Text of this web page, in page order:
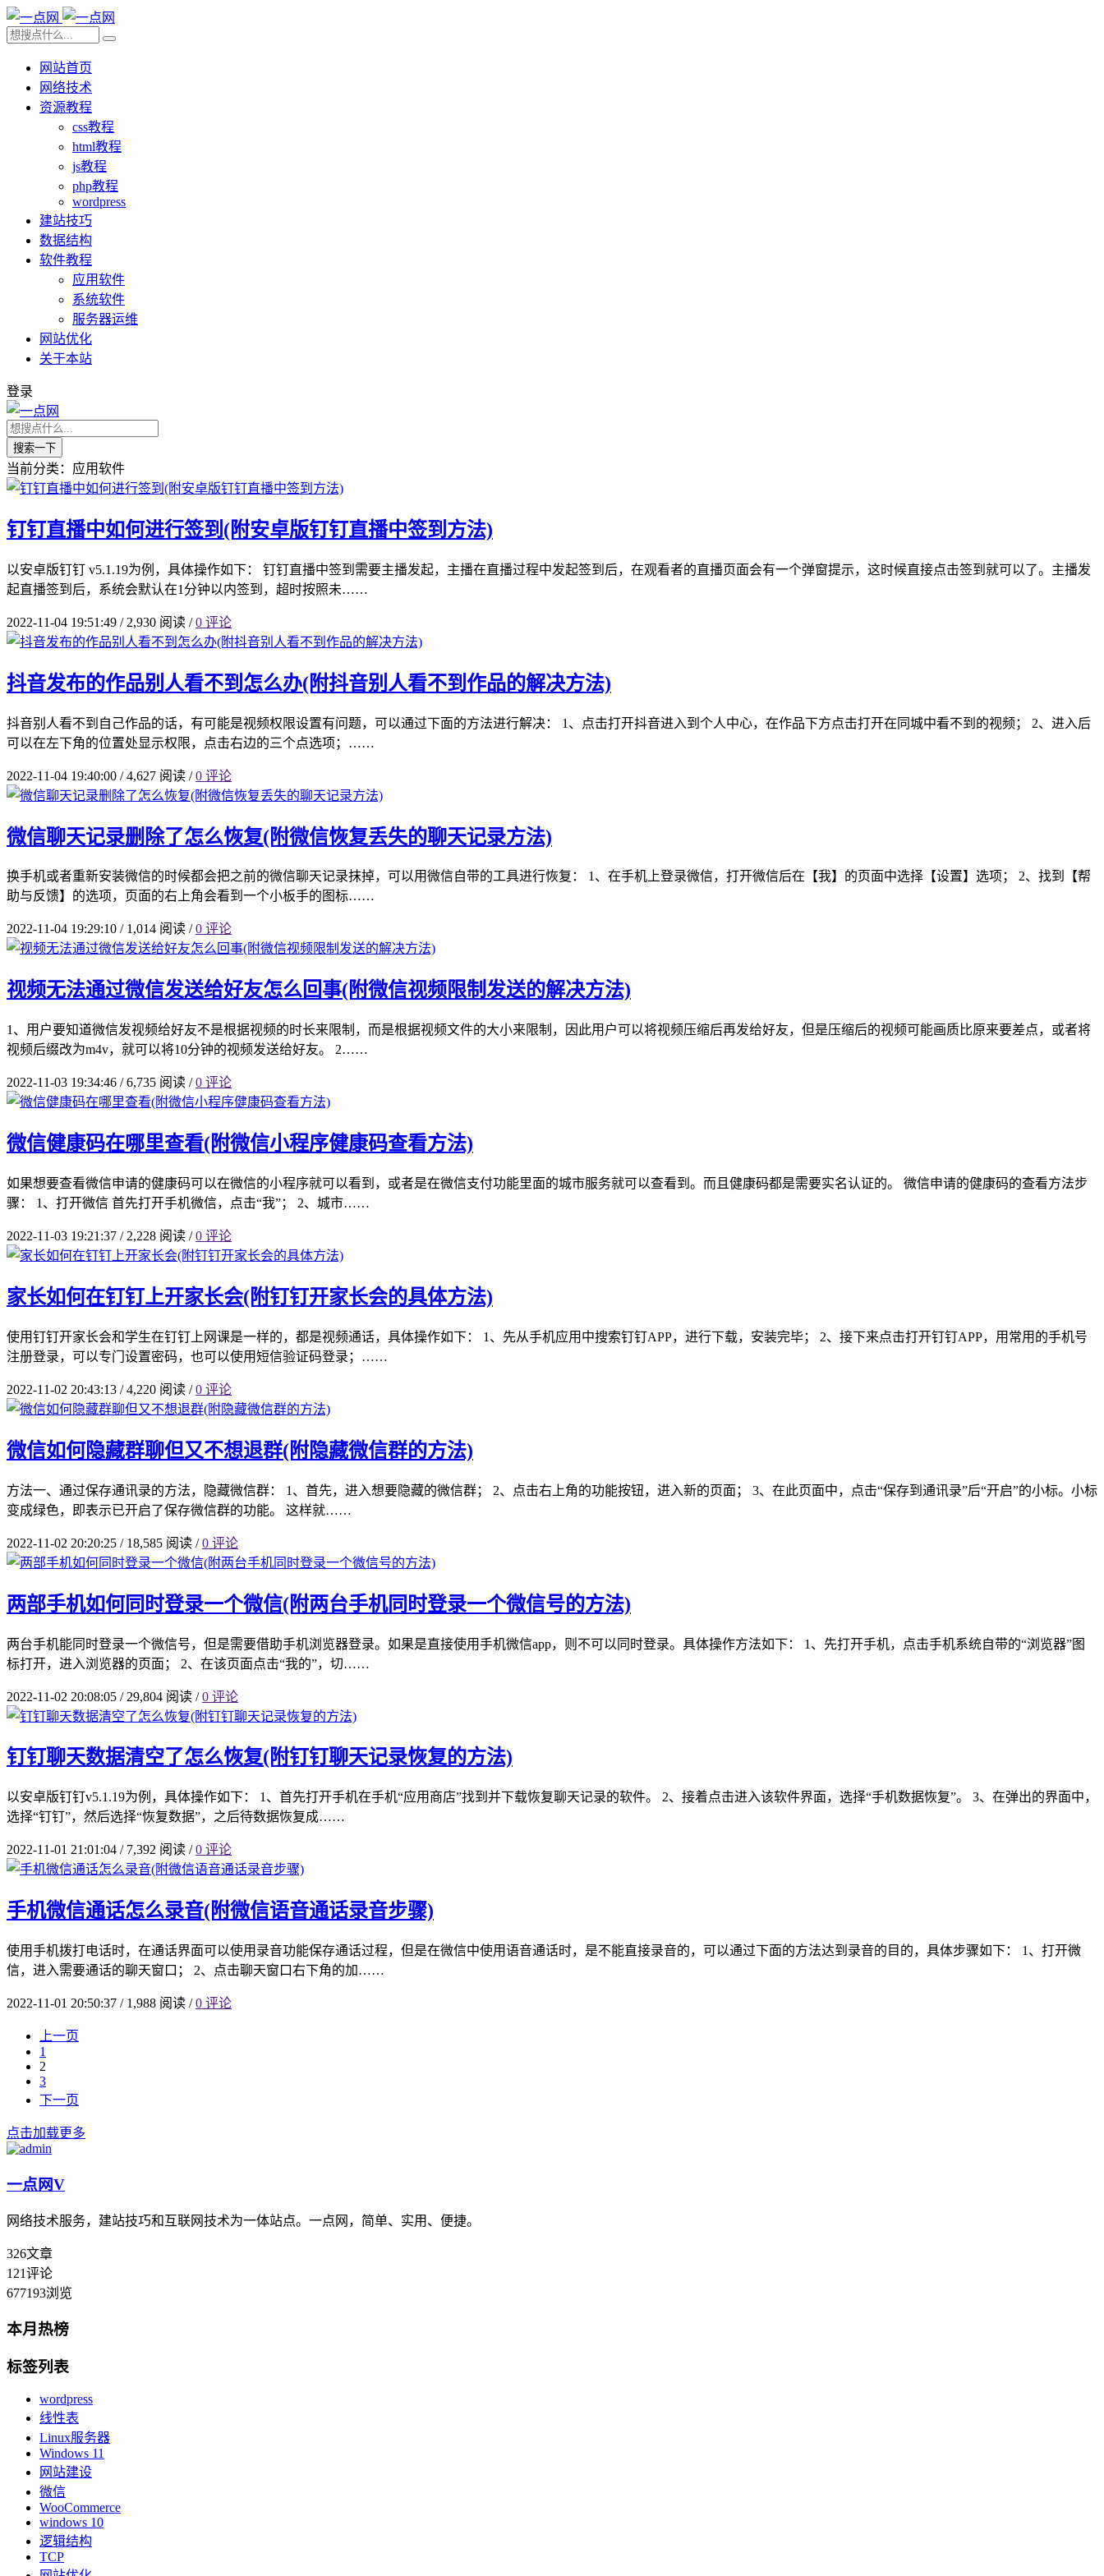
网站首页
网络技术
资源教程
css教程
html教程
js教程
php教程
wordpress
建站技巧
数据结构
软件教程
应用软件
系统软件
服务器运维
网站优化
关于本站
登录
搜索一下
当前分类：应用软件
钉钉直播中如何进行签到(附安卓版钉钉直播中签到方法)
以安卓版钉钉 v5.1.19为例，具体操作如下： 钉钉直播中签到需要主播发起，主播在直播过程中发起签到后，在观看者的直播页面会有一个弹窗提示，这时候直接点击签到就可以了。主播发
起直播签到后，系统会默认在1分钟以内签到，超时按照未……
2022-11-04 19:51:49 /2,930 阅读 / 0 评论
抖音发布的作品别人看不到怎么办(附抖音别人看不到作品的解决方法)
抖音别人看不到自己作品的话，有可能是视频权限设置有问题，可以通过下面的方法进行解决： 1、点击打开抖音进入到个人中心，在作品下方点击打开在同城中看不到的视频； 2、进入后
可以在左下角的位置处显示权限，点击右边的三个点选项；……
2022-11-04 19:40:00 /4,627 阅读 / 0 评论
微信聊天记录删除了怎么恢复(附微信恢复丢失的聊天记录方法)
换手机或者重新安装微信的时候都会把之前的微信聊天记录抹掉，可以用微信自带的工具进行恢复： 1、在手机上登录微信，打开微信后在【我】的页面中选择【设置】选项； 2、找到【帮
助与反馈】的选项，页面的右上角会看到一个小板手的图标……
2022-11-04 19:29:10 /1,014 阅读 / 0 评论
视频无法通过微信发送给好友怎么回事(附微信视频限制发送的解决方法)
1、用户要知道微信发视频给好友不是根据视频的时长来限制，而是根据视频文件的大小来限制，因此用户可以将视频压缩后再发给好友，但是压缩后的视频可能画质比原来要差点，或者将
视频后缀改为m4v，就可以将10分钟的视频发送给好友。 2……
2022-11-03 19:34:46 /6,735 阅读 / 0 评论
微信健康码在哪里查看(附微信小程序健康码查看方法)
如果想要查看微信申请的健康码可以在微信的小程序就可以看到，或者是在微信支付功能里面的城市服务就可以查看到。而且健康码都是需要实名认证的。 微信申请的健康码的查看方法步
骤： 1、打开微信 首先打开手机微信，点击“我”； 2、城市……
2022-11-03 19:21:37 /2,228 阅读 / 0 评论
家长如何在钉钉上开家长会(附钉钉开家长会的具体方法)
使用钉钉开家长会和学生在钉钉上网课是一样的，都是视频通话，具体操作如下： 1、先从手机应用中搜索钉钉APP，进行下载，安装完毕； 2、接下来点击打开钉钉APP，用常用的手机号
注册登录，可以专门设置密码，也可以使用短信验证码登录；……
2022-11-02 20:43:13 /4,220 阅读 / 0 评论
微信如何隐藏群聊但又不想退群(附隐藏微信群的方法)
方法一、通过保存通讯录的方法，隐藏微信群： 1、首先，进入想要隐藏的微信群； 2、点击右上角的功能按钮，进入新的页面； 3、在此页面中，点击“保存到通讯录”后“开启”的小标。小标
变成绿色，即表示已开启了保存微信群的功能。 这样就……
2022-11-02 20:20:25 /18,585 阅读 / 0 评论
两部手机如何同时登录一个微信(附两台手机同时登录一个微信号的方法)
两台手机能同时登录一个微信号，但是需要借助手机浏览器登录。如果是直接使用手机微信app，则不可以同时登录。具体操作方法如下： 1、先打开手机，点击手机系统自带的“浏览器”图
标打开，进入浏览器的页面； 2、在该页面点击“我的”，切……
2022-11-02 20:08:05 /29,804 阅读 / 0 评论
钉钉聊天数据清空了怎么恢复(附钉钉聊天记录恢复的方法)
以安卓版钉钉v5.1.19为例，具体操作如下： 1、首先打开手机在手机“应用商店”找到并下载恢复聊天记录的软件。 2、接着点击进入该软件界面，选择“手机数据恢复”。 3、在弹出的界面中，
选择“钉钉”，然后选择“恢复数据”，之后待数据恢复成……
2022-11-01 21:01:04 /7,392 阅读 / 0 评论
手机微信通话怎么录音(附微信语音通话录音步骤)
使用手机拨打电话时，在通话界面可以使用录音功能保存通话过程，但是在微信中使用语音通话时，是不能直接录音的，可以通过下面的方法达到录音的目的，具体步骤如下： 1、打开微
信，进入需要通话的聊天窗口； 2、点击聊天窗口右下角的加……
2022-11-01 20:50:37 /1,988 阅读 / 0 评论
上一页
1
2
3
下一页
点击加载更多
一点网V
网络技术服务，建站技巧和互联网技术为一体站点。一点网，简单、实用、便捷。
326文章
121评论
677193浏览
本月热榜
标签列表
wordpress
线性表
Linux服务器
Windows 11
网站建设
微信
WooCommerce
windows 10
逻辑结构
TCP